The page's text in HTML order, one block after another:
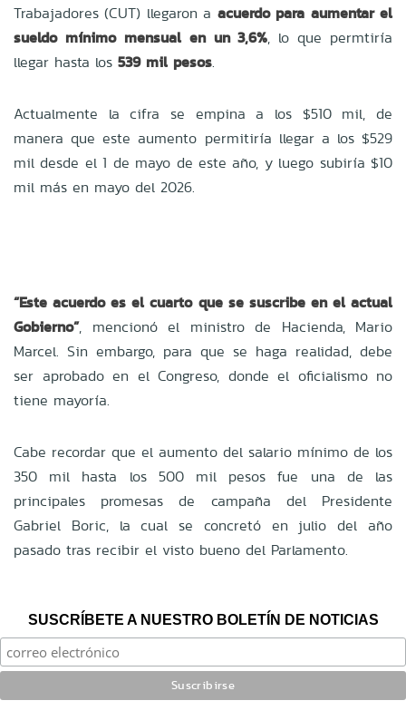
Trabajadores (CUT) llegaron a acuerdo para aumentar el
sueldo mínimo mensual en un 3,6%, lo que permtiría
llegar hasta los 539 mil pesos.
Actualmente la cifra se empina a los $510 mil, de
manera que este aumento permitiría llegar a los $529
mil desde el 1 de mayo de este año, y luego subiría $10
mil más en mayo del 2026.
“Este acuerdo es el cuarto que se suscribe en el actual
Gobierno”, mencionó el ministro de Hacienda, Mario
Marcel. Sin embargo, para que se haga realidad, debe
ser aprobado en el Congreso, donde el oficialismo no
tiene mayoría.
Cabe recordar que el aumento del salario mínimo de los
350 mil hasta los 500 mil pesos fue una de las
principales promesas de campaña del Presidente
Gabriel Boric, la cual se concretó en julio del año
pasado tras recibir el visto bueno del Parlamento.
SUSCRÍBETE A NUESTRO BOLETÍN DE NOTICIAS